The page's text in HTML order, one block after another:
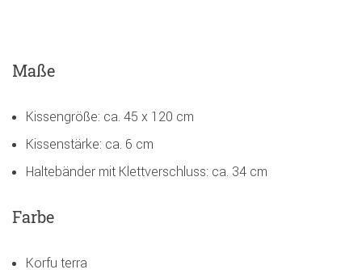
Maße
Kissengröße: ca. 45 x 120 cm
Kissenstärke: ca. 6 cm
Haltebänder mit Klettverschluss: ca. 34 cm
Farbe
Korfu terra